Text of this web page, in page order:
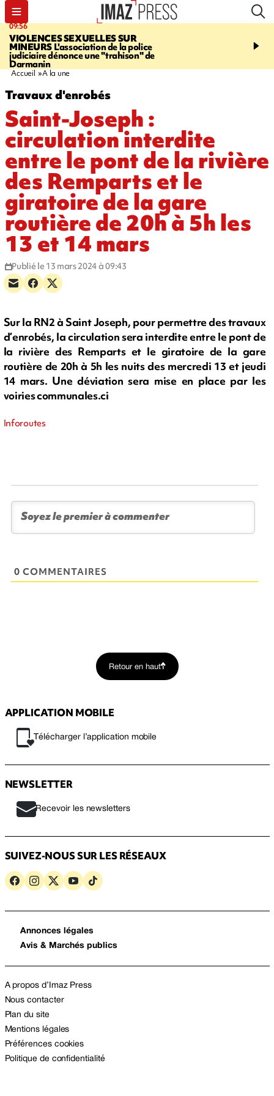
09:56
VIOLENCES SEXUELLES SUR
MINEURS L'association de la police
judiciaire dénonce une "trahison" de
Darmanin
12:19
grièvement blessé à
Accueil A la une
Travaux d'enrobés
Saint-Joseph :
circulation interdite
entre le pont de la rivière
des Remparts et le
giratoire de la gare
routière de 20h à 5h les
13 et 14 mars
Publié le 13 mars 2024 à 09:43
Sur la RN2 à Saint Joseph, pour permettre des travaux
d’enrobés, la circulation sera interdite entre le pont de
la rivière des Remparts et le giratoire de la gare
routière de 20h à 5h les nuits des mercredi 13 et jeudi
14 mars. Une déviation sera mise en place par les
voiries communales.ci
Inforoutes
0 COMMENTAIRES
Retour en haut
APPLICATION MOBILE
Télécharger l’application mobile
NEWSLETTER
Recevoir les newsletters
SUIVEZ-NOUS SUR LES RÉSEAUX
Annonces légales
Avis & Marchés publics
A propos d’Imaz Press
Nous contacter
Plan du site
Mentions légales
Préférences cookies
Politique de confidentialité